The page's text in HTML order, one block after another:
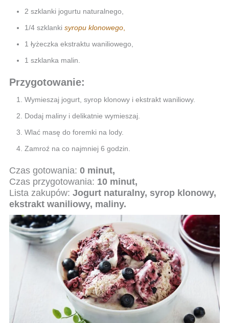
2 szklanki jogurtu naturalnego,
1/4 szklanki syropu klonowego,
1 łyżeczka ekstraktu waniliowego,
1 szklanka malin.
Przygotowanie:
Wymieszaj jogurt, syrop klonowy i ekstrakt waniliowy.
Dodaj maliny i delikatnie wymieszaj.
Wlać masę do foremki na lody.
Zamroź na co najmniej 6 godzin.
Czas gotowania: 0 minut,
Czas przygotowania: 10 minut,
Lista zakupów: Jogurt naturalny, syrop klonowy,
ekstrakt waniliowy, maliny.